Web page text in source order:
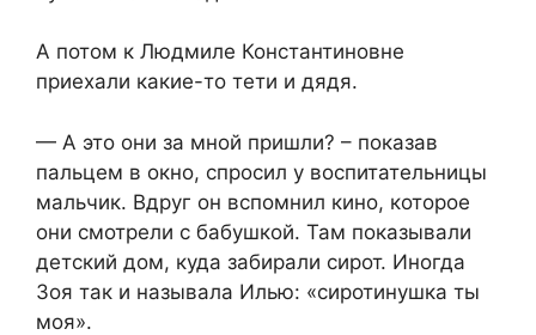
А потом к Людмиле Константиновне
приехали какие-то тети и дядя.
— А это они за мной пришли? – показав
пальцем в окно, спросил у воспитательницы
мальчик. Вдруг он вспомнил кино, которое
они смотрели с бабушкой. Там показывали
детский дом, куда забирали сирот. Иногда
Зоя так и называла Илью: «сиротинушка ты
моя».